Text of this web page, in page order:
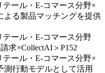
ール・E-コマース分野×
よる製品マッチングを提供
ール・E-コマース分野
求×CollectAI＞P152
ール・E-コマース分野×
行動モデルとして活用